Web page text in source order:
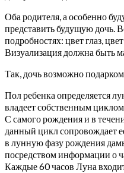
Оба родителя, а особенно
представить будущую дочь.
подробностях: цвет глаз,
Визуализация должна быть
Так, дочь возможно
Пол ребенка определяется
владеет собственным
С самого рождения и в
данный цикл сопровождает
в лунную фазу рождения
посредством информации о
Каждые 60 часов Луна